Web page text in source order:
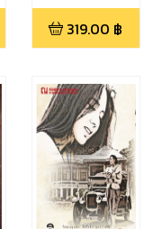
319.00 ฿